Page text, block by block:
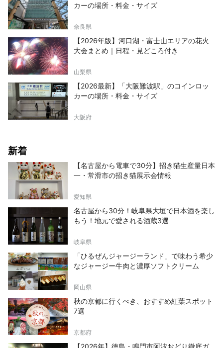
カーの場所・料金・サイズ
奈良県
【2026年版】河口湖・富士山エリアの花火
大会まとめ｜日程・見どころ付き
山梨県
【2026最新】「大阪難波駅」のコインロッ
カーの場所・料金・サイズ
大阪府
新着
【名古屋から電車で30分】招き猫生産量日本
一・常滑市の招き猫展示会情報
愛知県
名古屋から30分！岐阜県大垣で日本酒を楽し
もう！地元で愛される酒蔵3選
岐阜県
「ひるぜんジャージーランド」で味わう希少
なジャージー牛肉と濃厚ソフトクリーム
岡山県
秋の京都に行くべき、おすすめ紅葉スポット
7選
京都府
【2026年】徳島・鳴門市阿波おどり徹底ガ